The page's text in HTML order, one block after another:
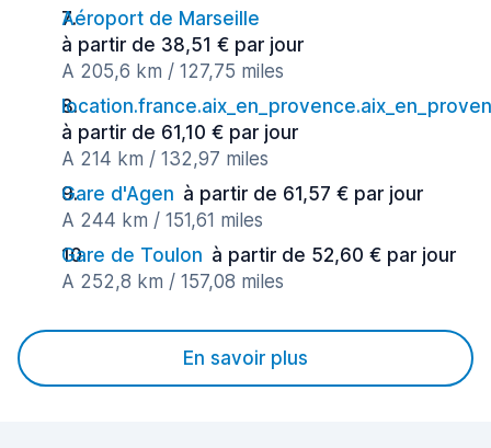
Aéroport de Marseille
à partir de 38,51 € par jour
A 205,6 km / 127,75 miles
à partir de 61,10 € par jour
A 214 km / 132,97 miles
Gare d'Agen à partir de 61,57 € par jour
A 244 km / 151,61 miles
Gare de Toulon à partir de 52,60 € par jour
A 252,8 km / 157,08 miles
En savoir plus